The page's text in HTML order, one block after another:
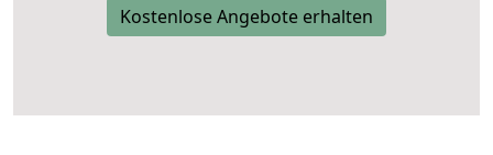
Kostenlose Angebote erhalten